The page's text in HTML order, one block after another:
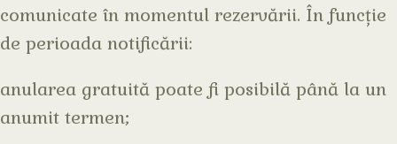
comunicate în momentul rezervării. În funcție
de perioada notificării:
anularea gratuită poate fi posibilă până la un
anumit termen;